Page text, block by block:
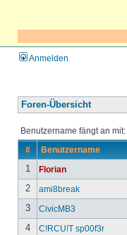
Anmelden
Foren-Übersicht
Benutzername fängt an mit:
# Benutzername
1 Florian
2 ami8break
3 CivicMB3
4 C!RCU!T sp00f3r